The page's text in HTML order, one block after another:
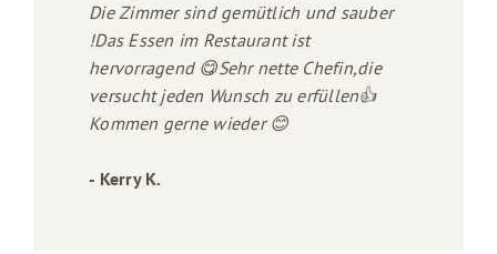
Die Zimmer sind gemütlich und sauber
!Das Essen im Restaurant ist
hervorragend 😋Sehr nette Chefin,die
versucht jeden Wunsch zu erfüllen👍
Kommen gerne wieder 😊
- Kerry K.